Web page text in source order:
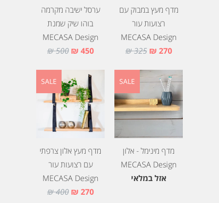
ערסל ישיבה מקרמה
בוהו שיק שמנת
MECASA Design
450 ₪
500 ₪
מדף מעץ במבוק עם
רצועות עור
MECASA Design
270 ₪
325 ₪
מדף מעץ אלון צרפתי
עם רצועות עור
MECASA Design
270 ₪
400 ₪
SALE
מדף מינימל - אלון
MECASA Design
אזל במלאי
SALE